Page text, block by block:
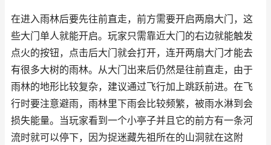
在进入雨林后要先往前直走，前方需要开启两扇大门，这
些大门单人就能开启。玩家只需靠近大门的右边就能触发
点火的按钮，点击后大门就会打开，连开两扇大门才能去
有很多大树的雨林。从大门出来后仍然是往前直走，由于
雨林的地形比较复杂，建议通过飞行加上跳跃前进。在飞
行时要注意避雨，雨林里下雨会比较频繁，被雨水淋到会
损失能量。当玩家看到一个小亭子并且它的前方有一条河
流时就可以停下，因为捉迷藏先祖所在的山洞就在这附